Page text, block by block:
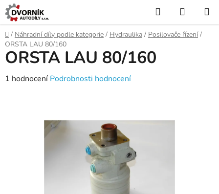
Přejít
na
obsah
Hledat
KOŠÍK
Domů
/ Náhradní díly podle kategorie / Hydraulika / Posilovače řízení /
ORSTA LAU 80/160
ORSTA LAU 80/160
Průměrné
1 hodnocení Podrobnosti hodnocení